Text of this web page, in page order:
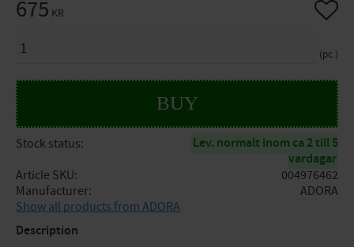
675 KR
pc.
BUY
Add to
Stock status
Lev. normalt inom ca 2 till 5
vardagar
Article SKU
004976462
Manufacturer
ADORA
Show all products from ADORA
Description